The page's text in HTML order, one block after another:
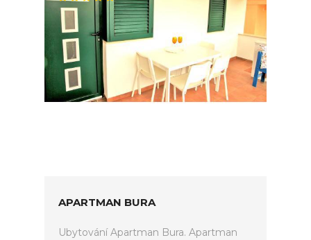
APARTMAN BURA
Ubytování Apartman Bura. Apartman